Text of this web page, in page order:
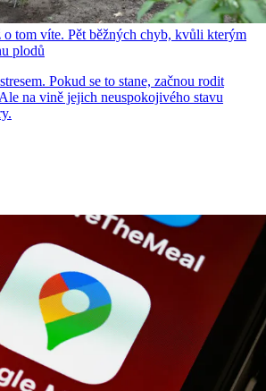
o tom víte. Pět běžných chyb, kvůli kterým
plodů
Pokud se to stane, začnou rodit
na vině jejich neuspokojivého stavu